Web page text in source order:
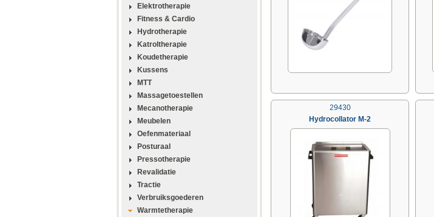
Elektrotherapie
Fitness & Cardio
Hydrotherapie
Katroltherapie
Koudetherapie
Kussens
MTT
Massagetoestellen
Mecanotherapie
Meubelen
Oefenmateriaal
Posturaal
Pressotherapie
Revalidatie
Tractie
Verbruiksgoederen
Warmtetherapie
29430
Hydrocollator M-2